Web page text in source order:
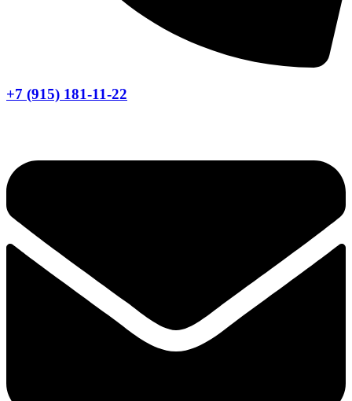
+7 (915) 181-11-22